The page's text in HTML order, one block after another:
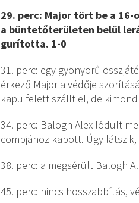
29. perc: Major tört be a
a büntetőterületen belül
gurította. 1-0
31. perc: egy gyönyörű
érkező Major a védője
kapu felett szállt el, de
34. perc: Balogh Alex lódult
combjához kapott. Úgy
38. perc: a megsérült Balogh
45. perc: nincs hosszabbítás,